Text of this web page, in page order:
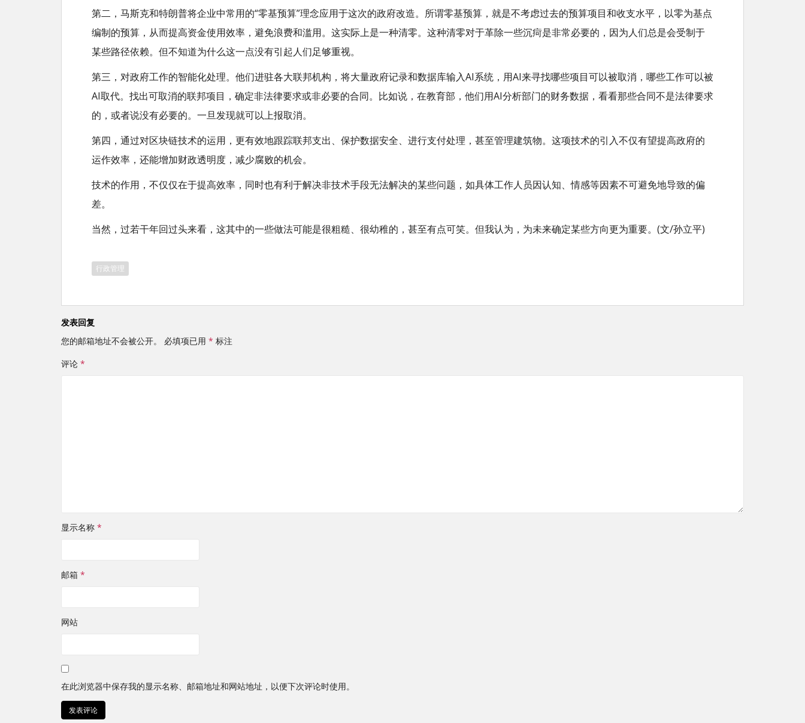
第二，马斯克和特朗普将企业中常用的“零基预算”理念应用于这次的政府改造。所谓零基预算，就是不考虑过去的预算项目和收支水平，以零为基点
编制的预算，从而提高资金使用效率，避免浪费和滥用。这实际上是一种清零。这种清零对于革除一些沉疴是非常必要的，因为人们总是会受制于
某些路径依赖。但不知道为什么这一点没有引起人们足够重视。
第三，对政府工作的智能化处理。他们进驻各大联邦机构，将大量政府记录和数据库输入AI系统，用AI来寻找哪些项目可以被取消，哪些工作可以被
AI取代。找出可取消的联邦项目，确定非法律要求或非必要的合同。比如说，在教育部，他们用AI分析部门的财务数据，看看那些合同不是法律要求
的，或者说没有必要的。一旦发现就可以上报取消。
第四，通过对区块链技术的运用，更有效地跟踪联邦支出、保护数据安全、进行支付处理，甚至管理建筑物。这项技术的引入不仅有望提高政府的
运作效率，还能增加财政透明度，减少腐败的机会。
技术的作用，不仅仅在于提高效率，同时也有利于解决非技术手段无法解决的某些问题，如具体工作人员因认知、情感等因素不可避免地导致的偏
差。
当然，过若干年回过头来看，这其中的一些做法可能是很粗糙、很幼稚的，甚至有点可笑。但我认为，为未来确定某些方向更为重要。(文/孙立平)
行政管理
发表回复
您的邮箱地址不会被公开。
必填项已用 * 标注
评论 *
显示名称 *
邮箱 *
网站
在此浏览器中保存我的显示名称、邮箱地址和网站地址，以便下次评论时使用。